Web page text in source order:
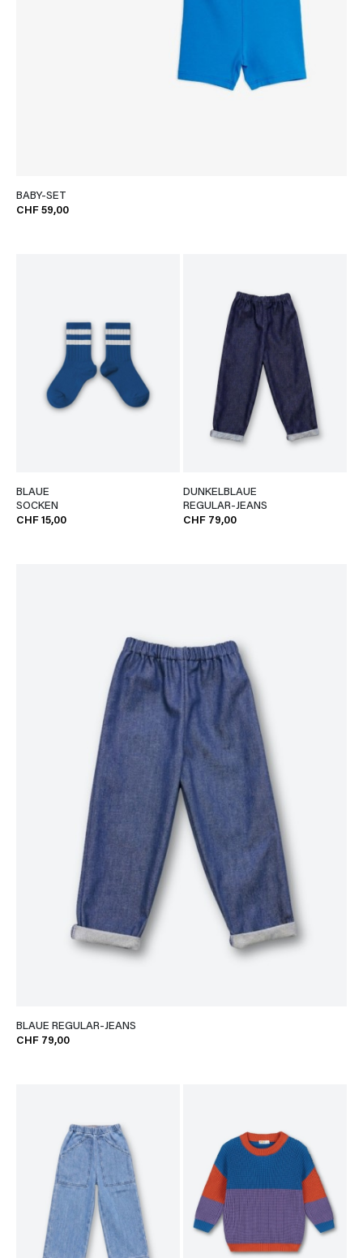
BABY-SET
CHF 59,00
BLAUE
SOCKEN
CHF 15,00
DUNKELBLAUE
REGULAR-JEANS
CHF 79,00
BLAUE REGULAR-JEANS
CHF 79,00